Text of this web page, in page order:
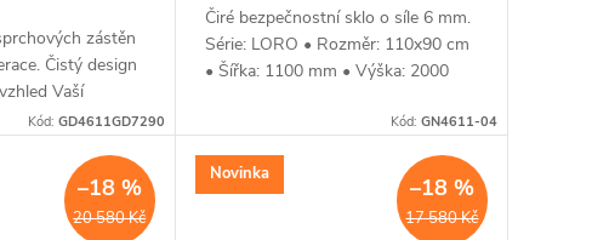
zástěn
Čistý design
Vaší
•
mm •...
Kód: GD4611GD7290
Čiré bezpečnostní sklo o síle 6 mm.
Série: LORO • Rozměr: 110x90 cm
• Šířka: 1100 mm • Výška: 2000
skla 6 mm Otevírání vně • Barva:
profilu...
Kód: GN4611-04
20 580 Kč
–18 % Novinka
17 580 Kč
–18 %